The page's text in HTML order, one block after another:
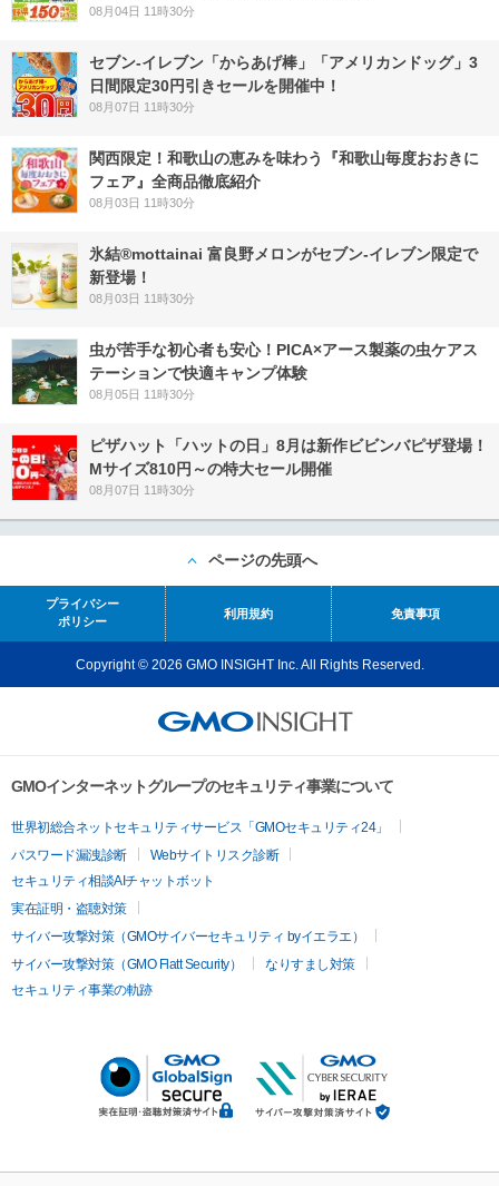
08月04日 11時30分
セブン‐イレブン「からあげ棒」「アメリカンドッグ」3
日間限定30円引きセールを開催中！
08月07日 11時30分
関西限定！和歌山の恵みを味わう『和歌山毎度おおきに
フェア』全商品徹底紹介
08月03日 11時30分
氷結®mottainai 富良野メロンがセブン‐イレブン限定で
新登場！
08月03日 11時30分
虫が苦手な初心者も安心！PICA×アース製薬の虫ケアス
テーションで快適キャンプ体験
08月05日 11時30分
ピザハット「ハットの日」8月は新作ビビンバピザ登場！
Mサイズ810円～の特大セール開催
08月07日 11時30分
ページの先頭へ
プライバシー
ポリシー
利用規約 免責事項
Copyright © 2026 GMO INSIGHT Inc. All Rights Reserved.
GMOインターネットグループのセキュリティ事業について
世界初総合ネットセキュリティサービス「GMOセキュリティ24」
パスワード漏洩診断
Webサイトリスク診断
セキュリティ相談AIチャットボット
実在証明・盗聴対策
サイバー攻撃対策（GMOサイバーセキュリティ byイエラエ）
サイバー攻撃対策（GMO Flatt Security）
なりすまし対策
セキュリティ事業の軌跡